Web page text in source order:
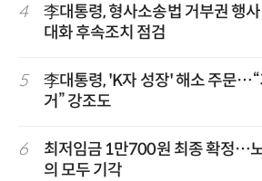
4
李대통령, 형사소송법 거부권 행
대화 후속조치 점검
5
李대통령, 'K자 성장' 해소 주문…“
거” 강조도
6
최저임금 1만700원 최종 확정…
의 모두 기각